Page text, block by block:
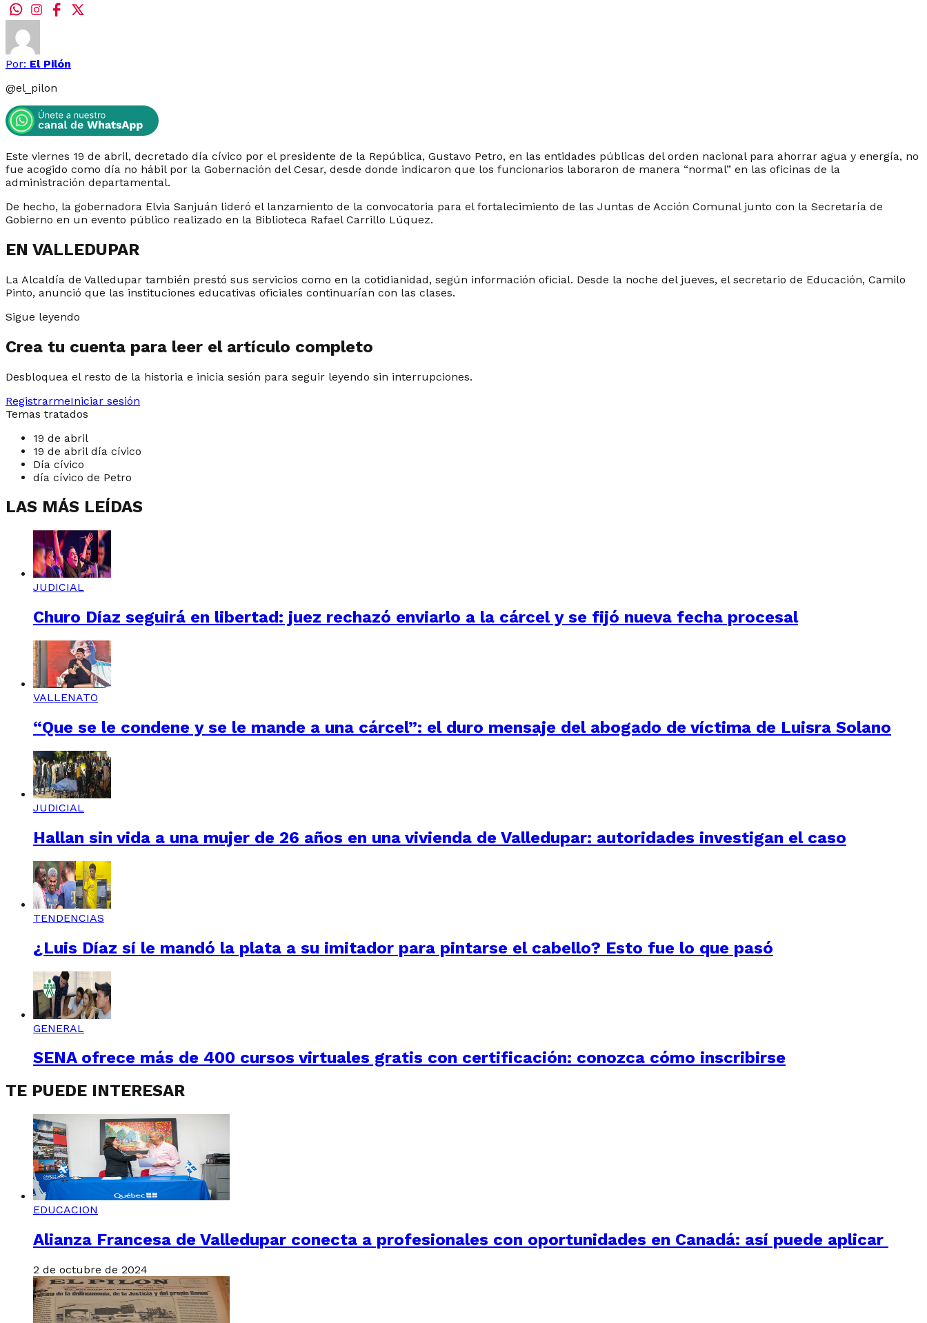
Por: El Pilón
@el_pilon
Este viernes 19 de abril, decretado día cívico por el presidente de la República, Gustavo Petro, en las entidades públicas del orden nacional para ahorrar agua y energía, no
fue acogido como día no hábil por la Gobernación del Cesar, desde donde indicaron que los funcionarios laboraron de manera “normal” en las oficinas de la
administración departamental.
De hecho, la gobernadora Elvia Sanjuán lideró el lanzamiento de la convocatoria para el fortalecimiento de las Juntas de Acción Comunal junto con la Secretaría de
Gobierno en un evento público realizado en la Biblioteca Rafael Carrillo Lúquez.
EN VALLEDUPAR
La Alcaldía de Valledupar también prestó sus servicios como en la cotidianidad, según información oficial. Desde la noche del jueves, el secretario de Educación, Camilo
Pinto, anunció que las instituciones educativas oficiales continuarían con las clases.
Sigue leyendo
Crea tu cuenta para leer el artículo completo
Desbloquea el resto de la historia e inicia sesión para seguir leyendo sin interrupciones.
RegistrarmeIniciar sesión
Temas tratados
19 de abril
19 de abril día cívico
Día cívico
día cívico de Petro
LAS MÁS LEÍDAS
JUDICIAL
Churo Díaz seguirá en libertad: juez rechazó enviarlo a la cárcel y se fijó nueva fecha procesal
VALLENATO
“Que se le condene y se le mande a una cárcel”: el duro mensaje del abogado de víctima de Luisra Solano
JUDICIAL
Hallan sin vida a una mujer de 26 años en una vivienda de Valledupar: autoridades investigan el caso
TENDENCIAS
¿Luis Díaz sí le mandó la plata a su imitador para pintarse el cabello? Esto fue lo que pasó
GENERAL
SENA ofrece más de 400 cursos virtuales gratis con certificación: conozca cómo inscribirse
TE PUEDE INTERESAR
EDUCACION
Alianza Francesa de Valledupar conecta a profesionales con oportunidades en Canadá: así puede aplicar
2 de octubre de 2024